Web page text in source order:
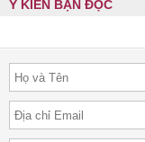
Ý KIẾN BẠN ĐỌC